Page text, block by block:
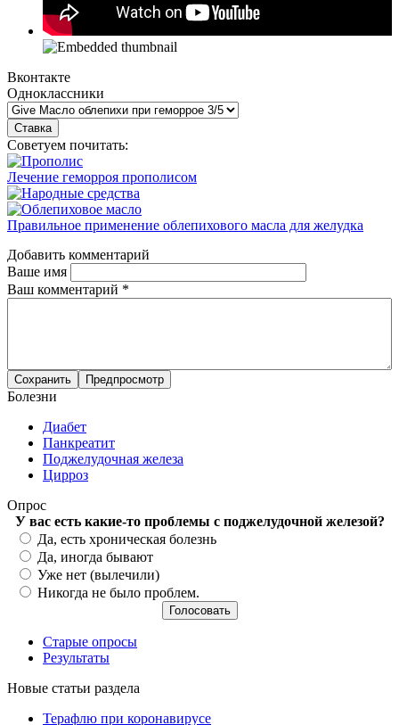
Вконтакте
Одноклассники
Советуем почитать:
Лечение геморроя прополисом
Правильное применение облепихового масла для желудка
Добавить комментарий
Ваше имя
Ваш комментарий *
Болезни
Диабет
Панкреатит
Поджелудочная железа
Цирроз
Опрос
У вас есть какие-то проблемы с поджелудочной железой?
Варианты
Да, есть хроническая болезнь
Да, иногда бывают
Уже нет (вылечили)
Никогда не было проблем.
Старые опросы
Результаты
Новые статьи раздела
Терафлю при коронавирусе